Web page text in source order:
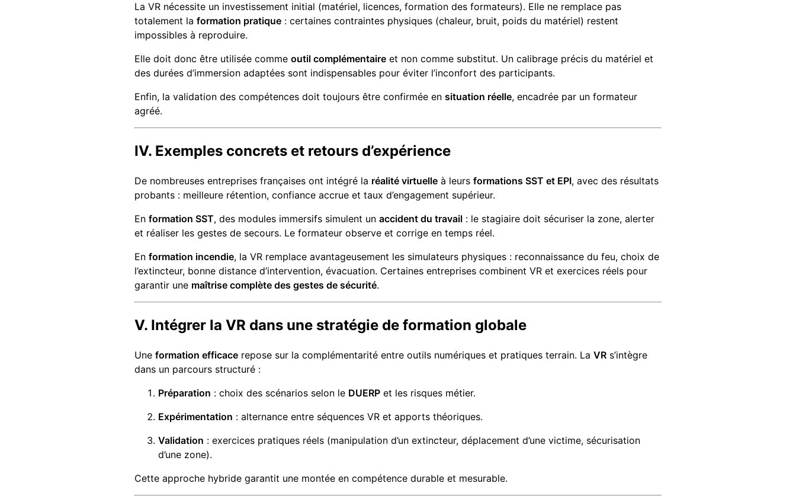
La VR nécessite un investissement initial (matériel, licences, formation des formateurs). Elle ne remplace pas
totalement la formation pratique : certaines contraintes physiques (chaleur, bruit, poids du matériel) restent
impossibles à reproduire.
Elle doit donc être utilisée comme outil complémentaire et non comme substitut. Un calibrage précis du matériel et
des durées d’immersion adaptées sont indispensables pour éviter l’inconfort des participants.
Enfin, la validation des compétences doit toujours être confirmée en situation réelle, encadrée par un formateur
agréé.
IV. Exemples concrets et retours d’expérience
De nombreuses entreprises françaises ont intégré la réalité virtuelle à leurs formations SST et EPI, avec des résultats
probants : meilleure rétention, confiance accrue et taux d’engagement supérieur.
En formation SST, des modules immersifs simulent un accident du travail : le stagiaire doit sécuriser la zone, alerter
et réaliser les gestes de secours. Le formateur observe et corrige en temps réel.
En formation incendie, la VR remplace avantageusement les simulateurs physiques : reconnaissance du feu, choix de
l’extincteur, bonne distance d’intervention, évacuation. Certaines entreprises combinent VR et exercices réels pour
garantir une maîtrise complète des gestes de sécurité.
V. Intégrer la VR dans une stratégie de formation globale
Une formation efficace repose sur la complémentarité entre outils numériques et pratiques terrain. La VR s’intègre
dans un parcours structuré :
Préparation : choix des scénarios selon le DUERP et les risques métier.
Expérimentation : alternance entre séquences VR et apports théoriques.
Validation : exercices pratiques réels (manipulation d’un extincteur, déplacement d’une victime, sécurisation
d’une zone).
Cette approche hybride garantit une montée en compétence durable et mesurable.